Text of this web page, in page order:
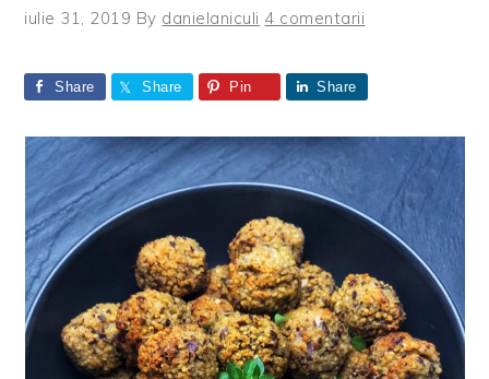
iulie 31, 2019 By danielaniculi 4 comentarii
Share Share Pin Share